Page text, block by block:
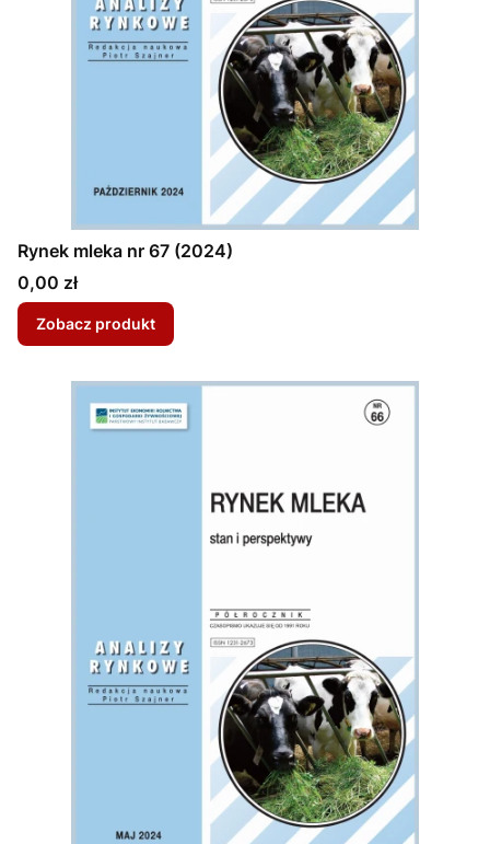
Rynek mleka nr 67 (2024)
Cena
0,00 zł
Zobacz produkt